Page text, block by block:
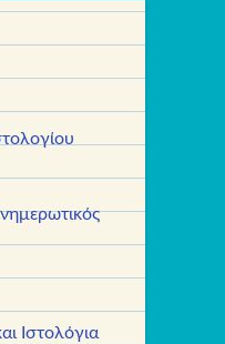
Ιστολόγια